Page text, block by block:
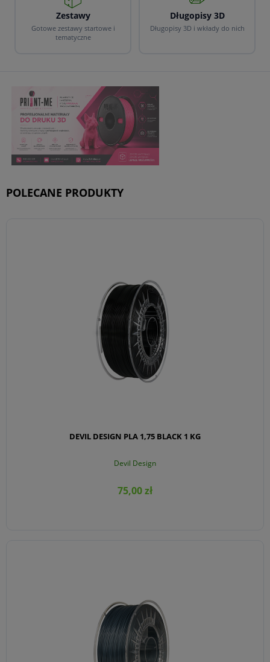
Zestawy
Gotowe zestawy startowe i
tematyczne
Długopisy 3D
Długopisy 3D i wkłady do nich
POLECANE PRODUKTY
DEVIL DESIGN PLA 1,75 BLACK 1 KG
Devil Design
75,00 zł